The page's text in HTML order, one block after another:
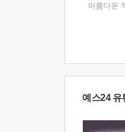
아름다운
예스24 유